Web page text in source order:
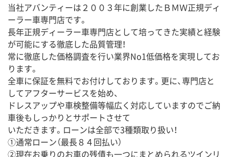
当社アバンティーは２００３年に創業したＢＭＷ正規ディ
ーラー車専門店です。
長年正規ディーラー車専門店として培ってきた実績と経験
が可能にする徹底した品質管理！
常に徹底した価格調査を行い業界No1低価格を実現してお
ります。
全車に保証を無料でお付けしております。更に、専門店と
してアフターサービスを始め、
ドレスアップや車検整備等幅広く対応していますのでご納
車後もしっかりとサポートさせて
いただきます。ローンは全部で3種類取り扱い！
①通常ローン（最長８４回払い）
②現在お乗りのお車の残債も一つにまとめられるツインリ